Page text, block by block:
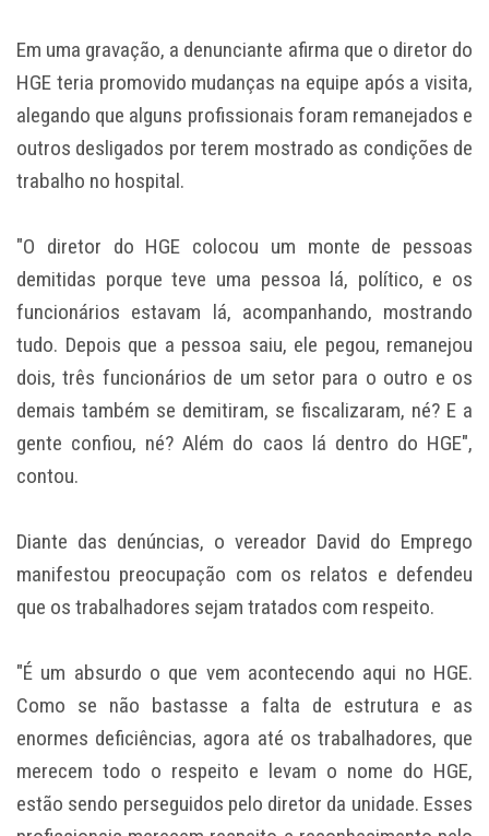
Em uma gravação, a denunciante afirma que o diretor do
HGE teria promovido mudanças na equipe após a visita,
alegando que alguns profissionais foram remanejados e
outros desligados por terem mostrado as condições de
trabalho no hospital.
"O diretor do HGE colocou um monte de pessoas
demitidas porque teve uma pessoa lá, político, e os
funcionários estavam lá, acompanhando, mostrando
tudo. Depois que a pessoa saiu, ele pegou, remanejou
dois, três funcionários de um setor para o outro e os
demais também se demitiram, se fiscalizaram, né? E a
gente confiou, né? Além do caos lá dentro do HGE",
contou.
Diante das denúncias, o vereador David do Emprego
manifestou preocupação com os relatos e defendeu
que os trabalhadores sejam tratados com respeito.
"É um absurdo o que vem acontecendo aqui no HGE.
Como se não bastasse a falta de estrutura e as
enormes deficiências, agora até os trabalhadores, que
merecem todo o respeito e levam o nome do HGE,
estão sendo perseguidos pelo diretor da unidade. Esses